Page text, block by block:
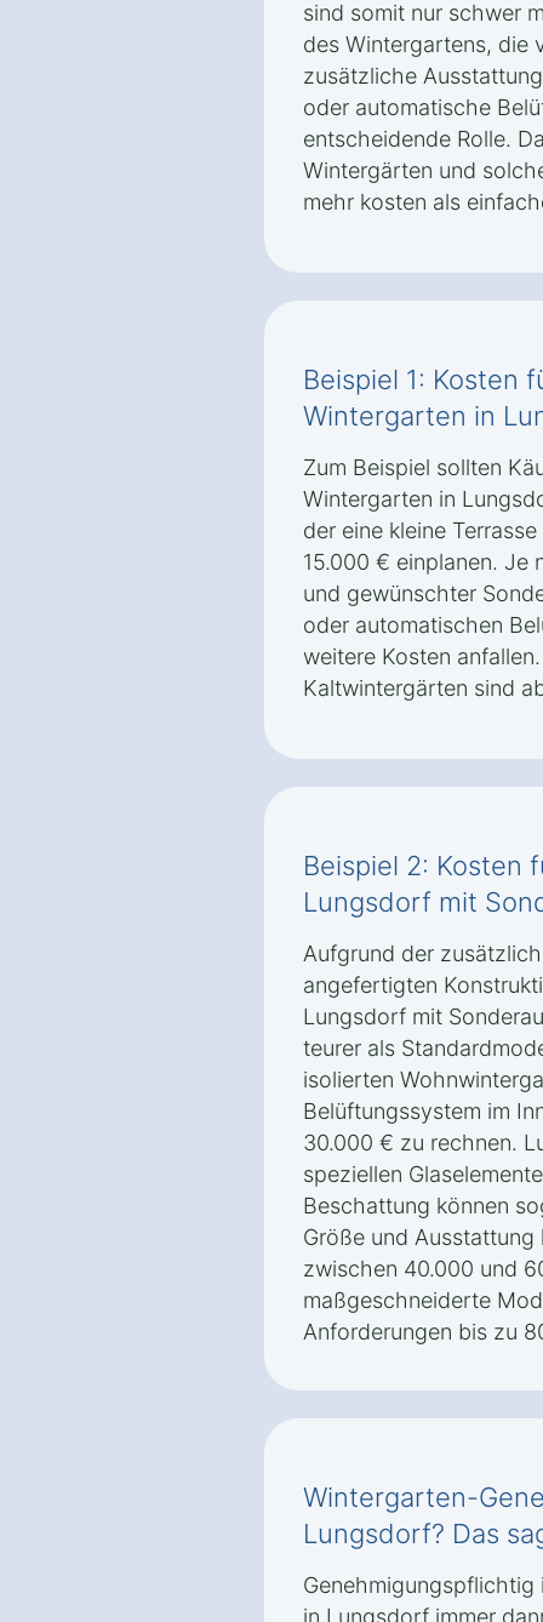
sind somit nur schwer
des Wintergartens, die
zusätzliche
oder automatische
entscheidende Rolle.
Wintergärten und
mehr kosten als
Beispiel 1: Kosten
Wintergarten in
Zum Beispiel sollten
Wintergarten in
der eine kleine
15.000 € einplanen. Je
und gewünschter
oder automatischen
weitere Kosten
Kaltwintergärten sind
Beispiel 2: Kosten
Lungsdorf mit
Aufgrund der
angefertigten
Lungsdorf mit
teurer als
isolierten
Belüftungssystem im
30.000 € zu rechnen.
speziellen
Beschattung können
Größe und Ausstattung
zwischen 40.000 und
maßgeschneiderte
Anforderungen bis zu
Wintergarten-
Lungsdorf? Das
Genehmigungspflichtig
in Lungsdorf immer